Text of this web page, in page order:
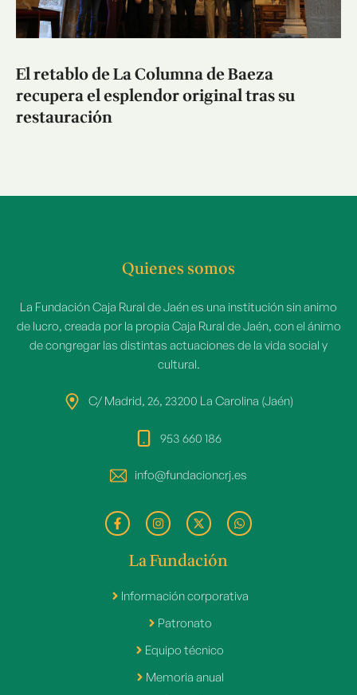
El retablo de La Columna de Baeza
recupera el esplendor original tras su
restauración
Quienes somos
La Fundación Caja Rural de Jaén es una institución sin animo
de lucro, creada por la propia Caja Rural de Jaén, con el ánimo
de congregar las distintas actuaciones de la vida social y
cultural.
C/ Madrid, 26, 23200 La Carolina (Jaén)
953 660 186
info@fundacioncrj.es
La Fundación
Información corporativa
Patronato
Equipo técnico
Memoria anual